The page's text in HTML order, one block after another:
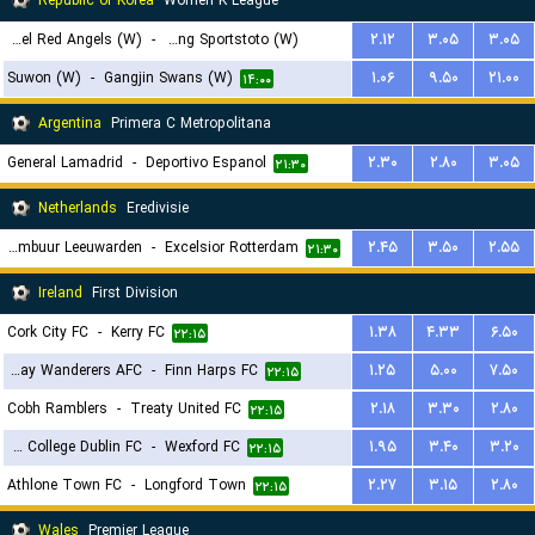
Incheon Hyundai Steel Red Angels (W)
- Sejong Sportstoto (W)
۱۳:۳۰
۲.۱۲ ۳.۰۵
۳.۰۵
Suwon (W) - Gangjin Swans (W) ۱۴:۰۰ ۱.۰۶ ۹.۵۰
۲۱.۰۰
Argentina Primera C Metropolitana
General Lamadrid - Deportivo Espanol ۲۱:۳۰ ۲.۳۰ ۲.۸۰
۳.۰۵
Netherlands Eredivisie
Cambuur Leeuwarden
- Excelsior Rotterdam ۲۱:۳۰ ۲.۴۵ ۳.۵۰
۲.۵۵
Ireland First Division
Cork City FC - Kerry FC ۲۲:۱۵ ۱.۳۸ ۴.۳۳
۶.۵۰
Bray Wanderers AFC
- Finn Harps FC ۲۲:۱۵ ۱.۲۵ ۵.۰۰
۷.۵۰
Cobh Ramblers - Treaty United FC ۲۲:۱۵ ۲.۱۸ ۳.۳۰
۲.۸۰
University College Dublin FC
- Wexford FC ۲۲:۱۵ ۱.۹۵ ۳.۴۰
۳.۲۰
Athlone Town FC - Longford Town ۲۲:۱۵ ۲.۲۷ ۳.۱۵
۲.۸۰